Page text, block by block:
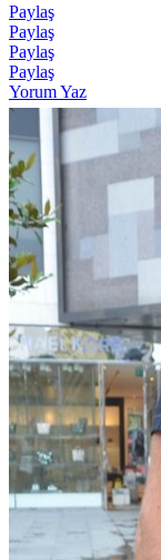
Paylaş
Paylaş
Paylaş
Paylaş
Yorum Yaz